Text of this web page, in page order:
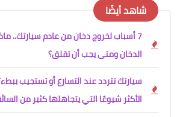
شاهد أيضًا
7 أسباب لخروج دخان من عادم سيارتك..
الدخان ومتى يجب أن تقلق؟
سيارتك تتردد عند التسارع أو تستجيب
الأكثر شيوعًا التي يتجاهلها كثير من